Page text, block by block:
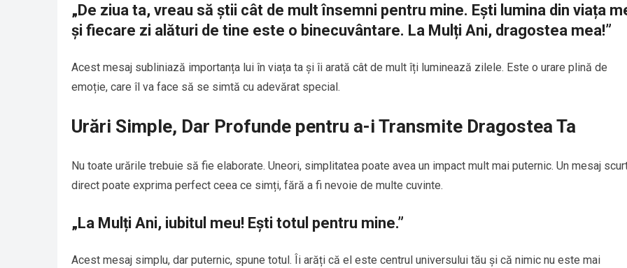
„De ziua ta, vreau să știi cât de mult însemni pentru mine. Ești lumina din viața
și fiecare zi alături de tine este o binecuvântare. La Mulți Ani, dragostea mea!”
Acest mesaj subliniază importanța lui în viața ta și îi arată cât de mult îți luminează zilele. Este o urare plină de
emoție, care îl va face să se simtă cu adevărat special.
Urări Simple, Dar Profunde pentru a-i Transmite Dragostea Ta
Nu toate urările trebuie să fie elaborate. Uneori, simplitatea poate avea un impact mult mai puternic. Un mesaj
direct poate exprima perfect ceea ce simți, fără a fi nevoie de multe cuvinte.
„La Mulți Ani, iubitul meu! Ești totul pentru mine.”
Acest mesaj simplu, dar puternic, spune totul. Îi arăți că el este centrul universului tău și că nimic nu este mai